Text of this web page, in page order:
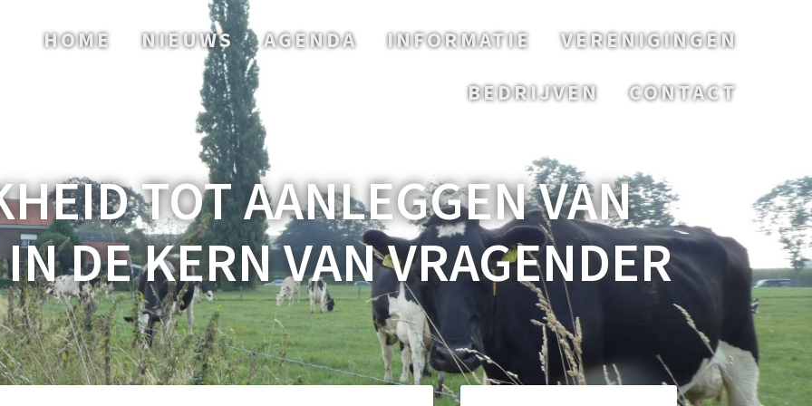
HOME NIEUWS AGENDA INFORMATIE
VERENIGINGEN
BEDRIJVEN
CONTACT
TOT AANLEGGEN VAN
DE KERN VAN VRAGENDER